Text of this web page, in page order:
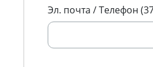
Эл. почта / Телефон